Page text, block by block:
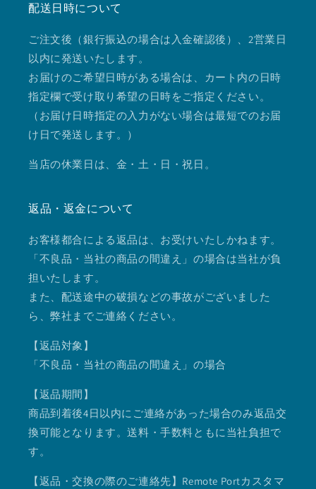
配送日時について
ご注文後（銀行振込の場合は入金確認後）、2営業日
以内に発送いたします。
お届けのご希望日時がある場合は、カート内の日時
指定欄で受け取り希望の日時をご指定ください。
（お届け日時指定の入力がない場合は最短でのお届
け日で発送します。）
当店の休業日は、金・土・日・祝日。
返品・返金について
お客様都合による返品は、お受けいたしかねます。
「不良品・当社の商品の間違え」の場合は当社が負
担いたします。
また、配送途中の破損などの事故がございました
ら、弊社までご連絡ください。
【返品対象】
「不良品・当社の商品の間違え」の場合
【返品期間】
商品到着後4日以内にご連絡があった場合のみ返品交
換可能となります。送料・手数料ともに当社負担で
す。
【返品・交換の際のご連絡先】Remote Portカスタマ